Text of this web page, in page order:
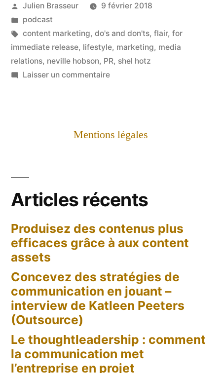
presse
lifestyle
?
Interview
rédactrice
de
Belgique »
Publié
par
Julien Brasseur
9 février 2018
Publié
dans
podcast
Étiquettes :
content marketing, do's and don'ts, flair, for
immediate release, lifestyle, marketing, media
relations, neville hobson, PR, shel hotz
Laisser un commentairesur
presse
lifestyle
Valérie
rédactrice
en
Flair
Belgique
Mentions légales
Articles récents
Produisez des contenus plus
efficaces grâce à aux content
assets
Concevez des stratégies de
communication en jouant –
interview de Katleen Peeters
(Outsource)
Le thoughtleadership : comment
la communication met
l’entreprise en projet